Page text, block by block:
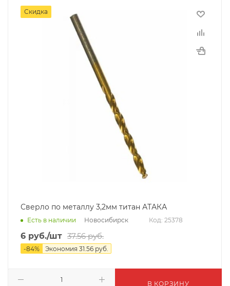
Скидка
Сверло по металлу 3,2мм титан АТАКА
Есть в наличии Новосибирск Код: 25378
6 руб./шт 37.56руб.
-84% Экономия 31.56 руб.
В КОРЗИНУ